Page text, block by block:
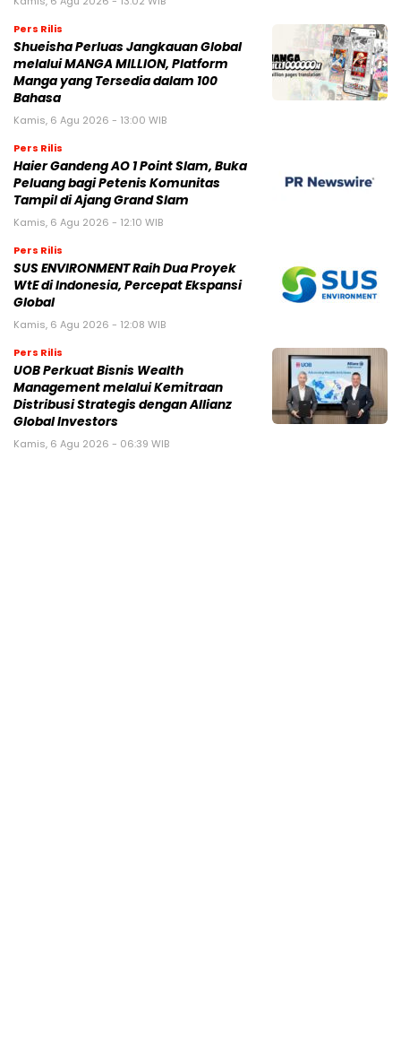
Pers Rilis
Shueisha Perluas Jangkauan Global
melalui MANGA MILLION, Platform
Manga yang Tersedia dalam 100
Bahasa
Kamis, 6 Agu 2026 - 13:00 WIB
Pers Rilis
Haier Gandeng AO 1 Point Slam, Buka
Peluang bagi Petenis Komunitas
Tampil di Ajang Grand Slam
Kamis, 6 Agu 2026 - 12:10 WIB
Pers Rilis
SUS ENVIRONMENT Raih Dua Proyek
WtE di Indonesia, Percepat Ekspansi
Global
Kamis, 6 Agu 2026 - 12:08 WIB
Pers Rilis
UOB Perkuat Bisnis Wealth
Management melalui Kemitraan
Distribusi Strategis dengan Allianz
Global Investors
Kamis, 6 Agu 2026 - 06:39 WIB